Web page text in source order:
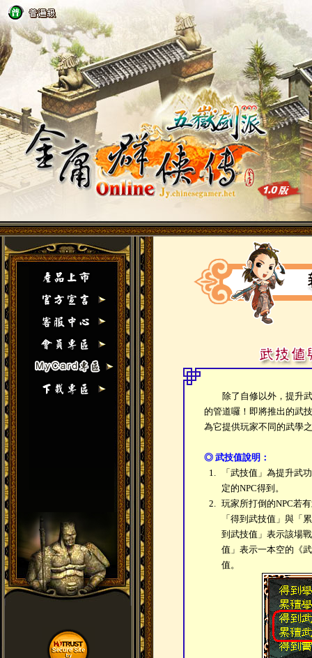
除了自修以外，提升武
的管道囉！即將推出的武
為它提供玩家不同的武學
◎ 武技值說明：
1.
「武技值」為提升武
定的NPC得到。
2. 玩家所打倒的NPC若
「得到武技值」與「
到武技值」表示該場
值」表示一本空的《
值。